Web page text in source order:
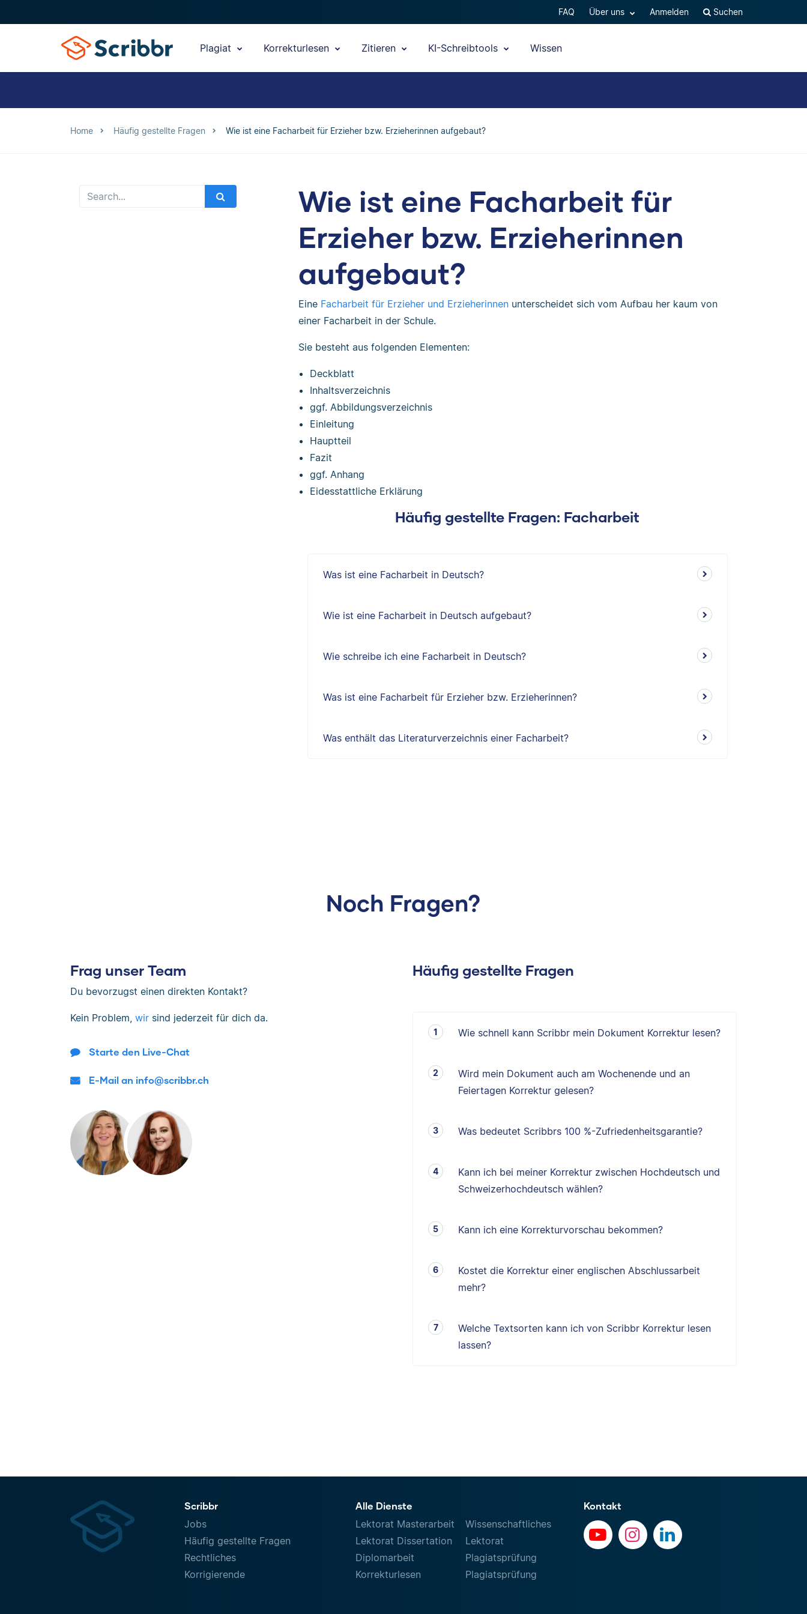
FAQ Über uns Anmelden Suchen
Plagiat Korrekturlesen Zitieren KI-Schreibtools Wissen
Home Häufig gestellte Fragen Wie ist eine Facharbeit für Erzieher bzw. Erzieherinnen aufgebaut?
Wie ist eine Facharbeit für
Erzieher bzw. Erzieherinnen
aufgebaut?
Eine Facharbeit für Erzieher und Erzieherinnenunterscheidet sich vom Aufbau her kaum von
einer Facharbeit in der Schule.
Sie besteht aus folgenden Elementen:
Deckblatt
Inhaltsverzeichnis
ggf. Abbildungsverzeichnis
Einleitung
Hauptteil
Fazit
ggf. Anhang
Eidesstattliche Erklärung
Häufig gestellte Fragen: Facharbeit
Was ist eine Facharbeit in Deutsch?
Wie ist eine Facharbeit in Deutsch aufgebaut?
Wie schreibe ich eine Facharbeit in Deutsch?
Was ist eine Facharbeit für Erzieher bzw. Erzieherinnen?
Was enthält das Literaturverzeichnis einer Facharbeit?
Noch Fragen?
Frag unser Team
Du bevorzugst einen direkten Kontakt?
Kein Problem, wir sind jederzeit für dich da.
Starte den Live-Chat
E-Mail an info@scribbr.ch
Häufig gestellte Fragen
Wie schnell kann Scribbr mein Dokument Korrektur lesen?
Wird mein Dokument auch am Wochenende und an
Feiertagen Korrektur gelesen?
Was bedeutet Scribbrs 100 %-Zufriedenheitsgarantie?
Kann ich bei meiner Korrektur zwischen Hochdeutsch und
Schweizerhochdeutsch wählen?
Kann ich eine Korrekturvorschau bekommen?
Kostet die Korrektur einer englischen Abschlussarbeit
mehr?
Welche Textsorten kann ich von Scribbr Korrektur lesen
lassen?
Scribbr
Jobs
Häufig gestellte Fragen
Rechtliches
Korrigierende
Alle Dienste
Lektorat Masterarbeit
Lektorat Dissertation
Diplomarbeit
Korrekturlesen
Wissenschaftliches
Lektorat
Plagiatsprüfung
Plagiatsprüfung
Kontakt